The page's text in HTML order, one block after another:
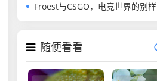
Froest与CSGO，电竞世界的别样独特篇章
随便看看